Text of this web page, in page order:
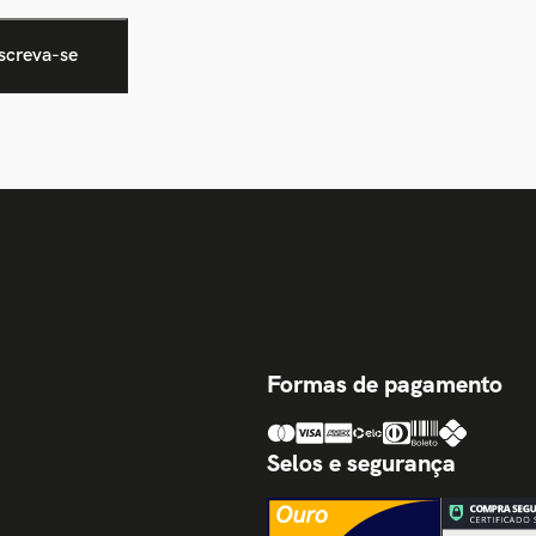
Formas de pagamento
Selos e segurança